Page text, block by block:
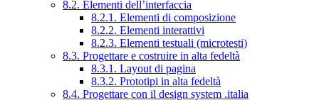
8.2. Elementi dell’interfaccia
8.2.1. Elementi di composizione
8.2.2. Elementi interattivi
8.2.3. Elementi testuali (microtesti)
8.3. Progettare e costruire in alta fedeltà
8.3.1. Layout di pagina
8.3.2. Prototipi in alta fedeltà
8.4. Progettare con il design system .italia